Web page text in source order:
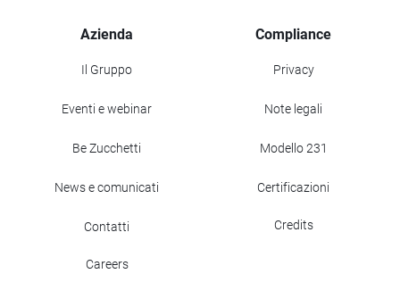
Azienda
Il Gruppo
Eventi e webinar
Be Zucchetti
News e comunicati
Contatti
Careers
Compliance
Privacy
Note legali
Modello 231
Certificazioni
Credits